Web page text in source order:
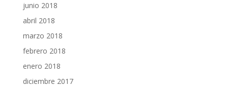
junio 2018
abril 2018
marzo 2018
febrero 2018
enero 2018
diciembre 2017